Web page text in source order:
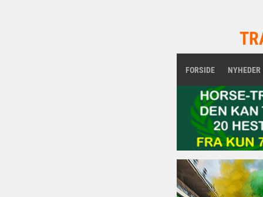
FORSIDE NYHEDER